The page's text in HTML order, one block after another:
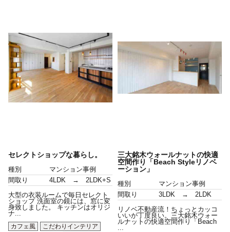
セレクトショップな暮らし。
種別
マンション事例
間取り
4LDK → 2LDK+S
大型の衣装ルームで毎日セレクト
ショップ 洗面室の鏡には、窓に変
身致しました。 キッチンはオリジ
ナ...
カフェ風
こだわりインテリア
三大銘木ウォールナットの快適
空間作り「Beach Styleリノベ
ーション」
種別
マンション事例
間取り
3LDK → 2LDK
リノベ不動産流！ちょっとカッコ
いいが丁度良い。三大銘木ウォー
ルナットの快適空間作り「Beach
...